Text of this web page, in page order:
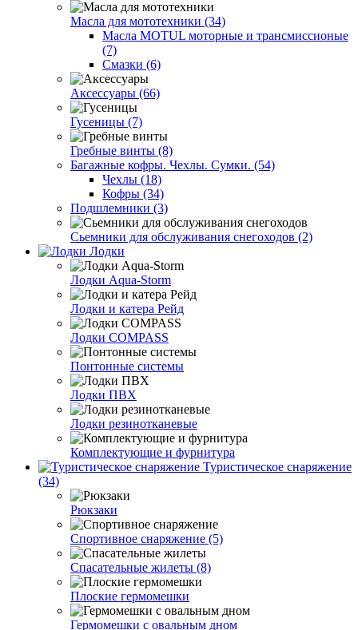
Масла для мототехники (34)
Масла MOTUL моторные и трансмиссионые
(7)
Смазки (6)
Аксессуары (66)
Гусеницы (7)
Гребные винты (8)
Багажные кофры. Чехлы. Сумки. (54)
Чехлы (18)
Кофры (34)
Подшлемники (3)
Сьемники для обслуживания снегоходов (2)
Лодки
Лодки Aqua-Storm
Лодки и катера Рейд
Лодки COMPASS
Понтонные системы
Лодки ПВХ
Лодки резинотканевые
Комплектующие и фурнитура
Туристическое снаряжение
(34)
Рюкзаки
Спортивное снаряжение (5)
Спасательные жилеты (8)
Плоские гермомешки
Гермомешки с овальным дном